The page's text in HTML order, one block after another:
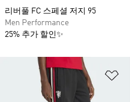
리버풀 FC 스페셜 저지 95
Men Performance
25% 추가 할인✨